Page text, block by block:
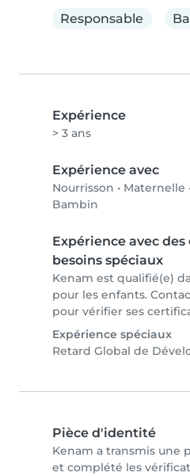
Responsable
Expérience
> 3 ans
Expérience avec
Nourrisson • Maternelle
Bambin
Expérience avec
besoins spéciaux
Kenam est qualifié(e)
pour les enfants.
pour vérifier ses
Expérience spéciaux
Retard Global de
Pièce d'identité
Kenam a transmis une
et complété les